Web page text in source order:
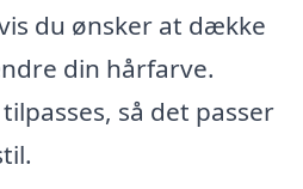
du ønsker at dække
din hårfarve.
så det passer